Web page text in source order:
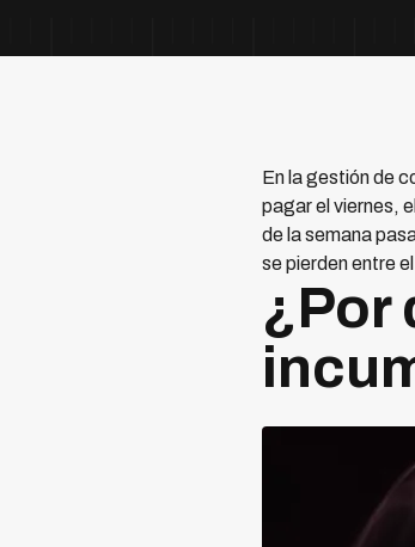
En la gestión de
pagar el viernes,
de la semana
se pierden entre
¿Por